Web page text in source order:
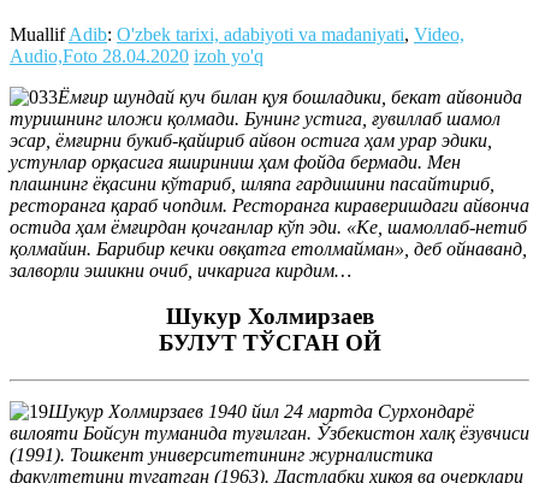
MuallifAdib: O'zbek tarixi, adabiyoti va madaniyati, Video,
Audio,Foto 28.04.2020 izoh yo'q
Ёмғир шундай куч билан қуя бошладики, бекат айвонида
туришнинг иложи қолмади. Бунинг устига, ғувиллаб шамол
эсар, ёмғирни букиб-қайириб айвон остига ҳам урар эдики,
устунлар орқасига яшириниш ҳам фойда бермади. Мен
плашнинг ёқасини кўтариб, шляпа гардишини пасайтириб,
ресторанга қараб чопдим. Ресторанга кираверишдаги айвонча
остида ҳам ёмғирдан қочганлар кўп эди. «Ке, шамоллаб-нетиб
қолмайин. Барибир кечки овқатга етолмайман», деб ойнаванд,
залворли эшикни очиб, ичкарига кирдим…
Шукур Холмирзаев
БУЛУТ ТЎСГАН ОЙ
Шукур Холмирзаев 1940 йил 24 мартда Сурхондарё
вилояти Бойсун туманида туғилган. Ўзбекистон халқ ёзувчиси
(1991). Тошкент университетининг журналистика
факултетини тугатган (1963). Дастлабки ҳикоя ва очерклари